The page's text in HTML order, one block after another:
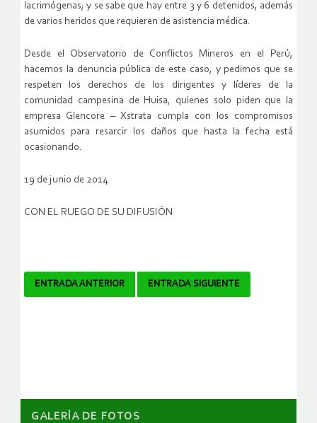
lacrimógenas; y se sabe que hay entre 3 y 6 detenidos, además
de varios heridos que requieren de asistencia médica.
Desde el Observatorio de Conflictos Mineros en el Perú,
hacemos la denuncia pública de este caso, y pedimos que se
respeten los derechos de los dirigentes y líderes de la
comunidad campesina de Huisa, quienes solo piden que la
empresa Glencore – Xstrata cumpla con los compromisos
asumidos para resarcir los daños que hasta la fecha está
ocasionando.
19 de junio de 2014
CON EL RUEGO DE SU DIFUSIÓN
Navegador
ENTRADA ANTERIOR ENTRADA SIGUIENTE
GALERÌA DE FOTOS